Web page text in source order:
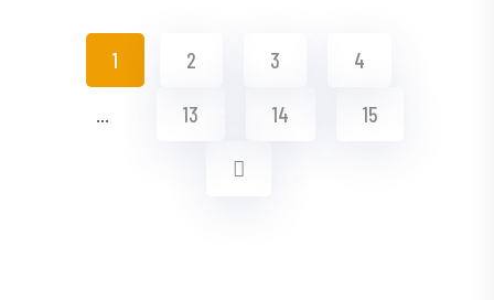
1 2 3 4
… 13 14 15